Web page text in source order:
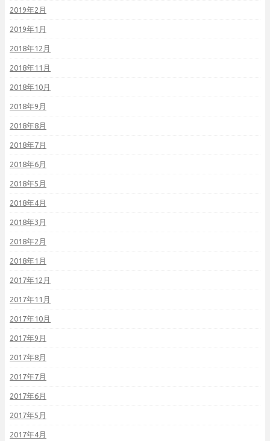
2019年2月
2019年1月
2018年12月
2018年11月
2018年10月
2018年9月
2018年8月
2018年7月
2018年6月
2018年5月
2018年4月
2018年3月
2018年2月
2018年1月
2017年12月
2017年11月
2017年10月
2017年9月
2017年8月
2017年7月
2017年6月
2017年5月
2017年4月